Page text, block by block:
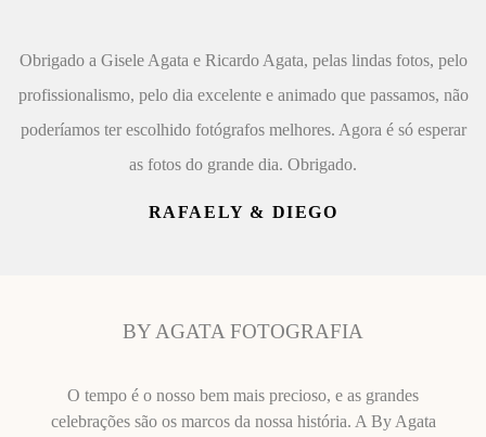
Obrigado a Gisele Agata e Ricardo Agata, pelas lindas fotos, pelo
profissionalismo, pelo dia excelente e animado que passamos, não
poderíamos ter escolhido fotógrafos melhores. Agora é só esperar
as fotos do grande dia. Obrigado.
RAFAELY & DIEGO
BY AGATA FOTOGRAFIA
O tempo é o nosso bem mais precioso, e as grandes
celebrações são os marcos da nossa história. A By Agata